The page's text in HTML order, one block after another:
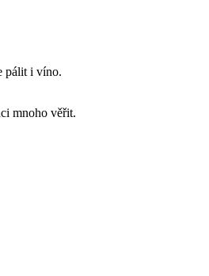
pálit i víno.
mnoho věřit.